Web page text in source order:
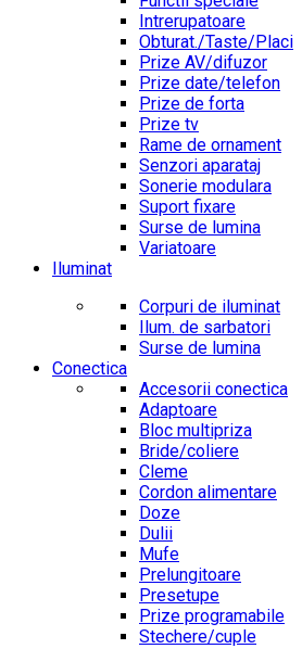
Intrerupatoare
Obturat./Taste/Placi
Prize AV/difuzor
Prize date/telefon
Prize de forta
Prize tv
Rame de ornament
Senzori aparataj
Sonerie modulara
Suport fixare
Surse de lumina
Variatoare
Iluminat
Corpuri de iluminat
Ilum. de sarbatori
Surse de lumina
Conectica
Accesorii conectica
Adaptoare
Bloc multipriza
Bride/coliere
Cleme
Cordon alimentare
Doze
Dulii
Mufe
Prelungitoare
Presetupe
Prize programabile
Stechere/cuple